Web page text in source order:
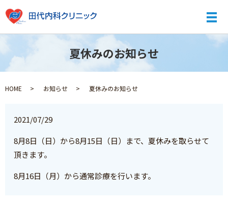
メ
夏休みのお知らせ
HOME お知らせ 夏休みのお知らせ
2021/07/29
8月8日（日）から8月15日（日）まで、夏休みを取らせて
頂きます。
8月16日（月）から通常診療を行います。